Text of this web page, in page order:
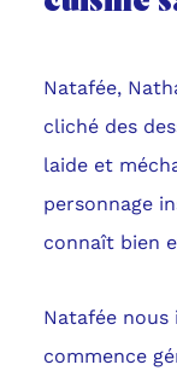
Natafée,
cliché des
laide et
personnage
connaît bien
Natafée nous
commence